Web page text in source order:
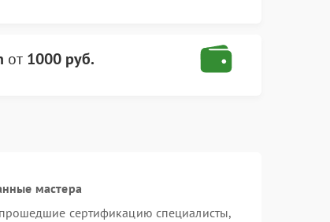
от 1000 руб.
мастера
сертификацию специалисты,